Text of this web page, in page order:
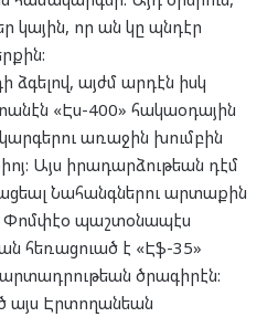
կային, որ ան կը պնդէր
այժմ արդէն իսկ
«Էս-400» հակաօդային
առաջին խումբին
Այս իրադարձութեան դէմ
Նահանգներու արտաքին
պաշտօնապէս
հեռացուած է «Էֆ-35»
ծրագիրէն:
այս Էրտողանեան